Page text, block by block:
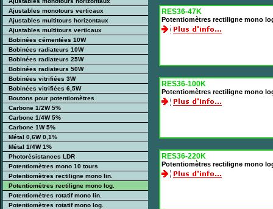
Ajustables monotours verticaux
Ajustables multitours horizontaux
Ajustables multitours verticaux
Bobinées cémentées 10W
Bobinées radiateurs 10W
Bobinées radiateurs 25W
Bobinées radiateurs 50W
Bobinées vitrifiées 3W
Bobinées vitrifiées 6,5W
Boutons pour potentiomètres
Carbone 1/2W 5%
Carbone 1/4W 5%
Carbone 1W 5%
Métal 0,6W 0,1%
Métal 1/4W 1%
Photorésistances LDR
Potentiomètres mono 10 tours
Potentiomètres rectiligne mono lin.
Potentiomètres rectiligne mono log.
Potentiomètres rotatif mono lin.
Potentiomètres rotatif mono log.
RES36-47K
Potentiomètres rectiligne mono
RES36-100K
Potentiomètres rectiligne mono
RES36-220K
Potentiomètres rectiligne mono